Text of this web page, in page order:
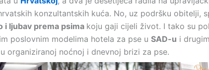
konzultantskih kuća. No, uz podršku obitelji,
i ljubav prema psima koju gaji cijeli život. I tako su
poslovnim modelima hotela za pse u SAD-u i
organiziranoj noćnoj i dnevnoj brizi za pse.